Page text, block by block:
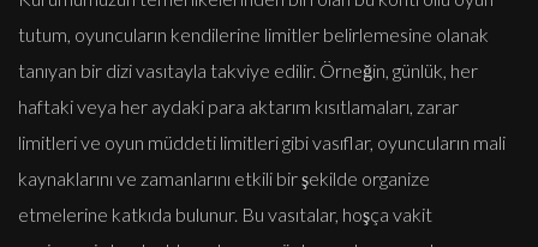
tutum, oyuncuların kendilerine limitler belirlemesine olanak
tanıyan bir dizi vasıtayla takviye edilir. Örneğin, günlük, her
haftaki veya her aydaki para aktarım kısıtlamaları, zarar
limitleri ve oyun müddeti limitleri gibi vasıflar, oyuncuların mali
kaynaklarını ve zamanlarını etkili bir şekilde organize
etmelerine katkıda bulunur. Bu vasıtalar, hoşça vakit